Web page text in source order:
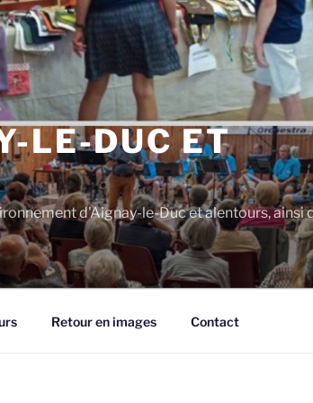
LE-DUC ET
d'Aignay-le-Duc et alentours, ainsi
Retour en images Contact